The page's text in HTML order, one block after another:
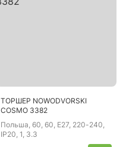
ТОРШЕР NOWODVORSKI
COSMO 3382
Польша, 60, 60, E27, 220-240,
IP20, 1, 3.3